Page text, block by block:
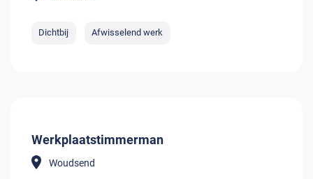
Dichtbij Afwisselend werk
Werkplaatstimmerman
Woudsend